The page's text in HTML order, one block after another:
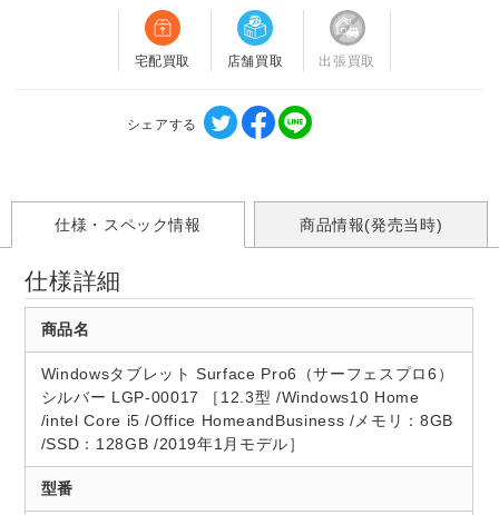
宅配買取 店舗買取 出張買取
シェアする
仕様・スペック情報 商品情報(発売当時)
仕様詳細
商品名
Windowsタブレット Surface Pro6（サーフェスプロ6）
シルバー LGP-00017 ［12.3型 /Windows10 Home
/intel Core i5 /Office HomeandBusiness /メモリ：8GB
/SSD：128GB /2019年1月モデル］
型番